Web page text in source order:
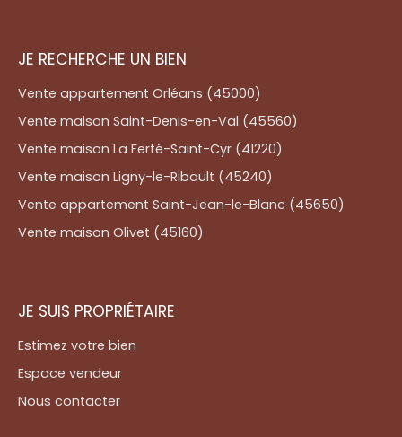
JE RECHERCHE UN BIEN
Vente appartement Orléans (45000)
Vente maison Saint-Denis-en-Val (45560)
Vente maison La Ferté-Saint-Cyr (41220)
Vente maison Ligny-le-Ribault (45240)
Vente appartement Saint-Jean-le-Blanc (45650)
Vente maison Olivet (45160)
JE SUIS PROPRIÉTAIRE
Estimez votre bien
Espace vendeur
Nous contacter